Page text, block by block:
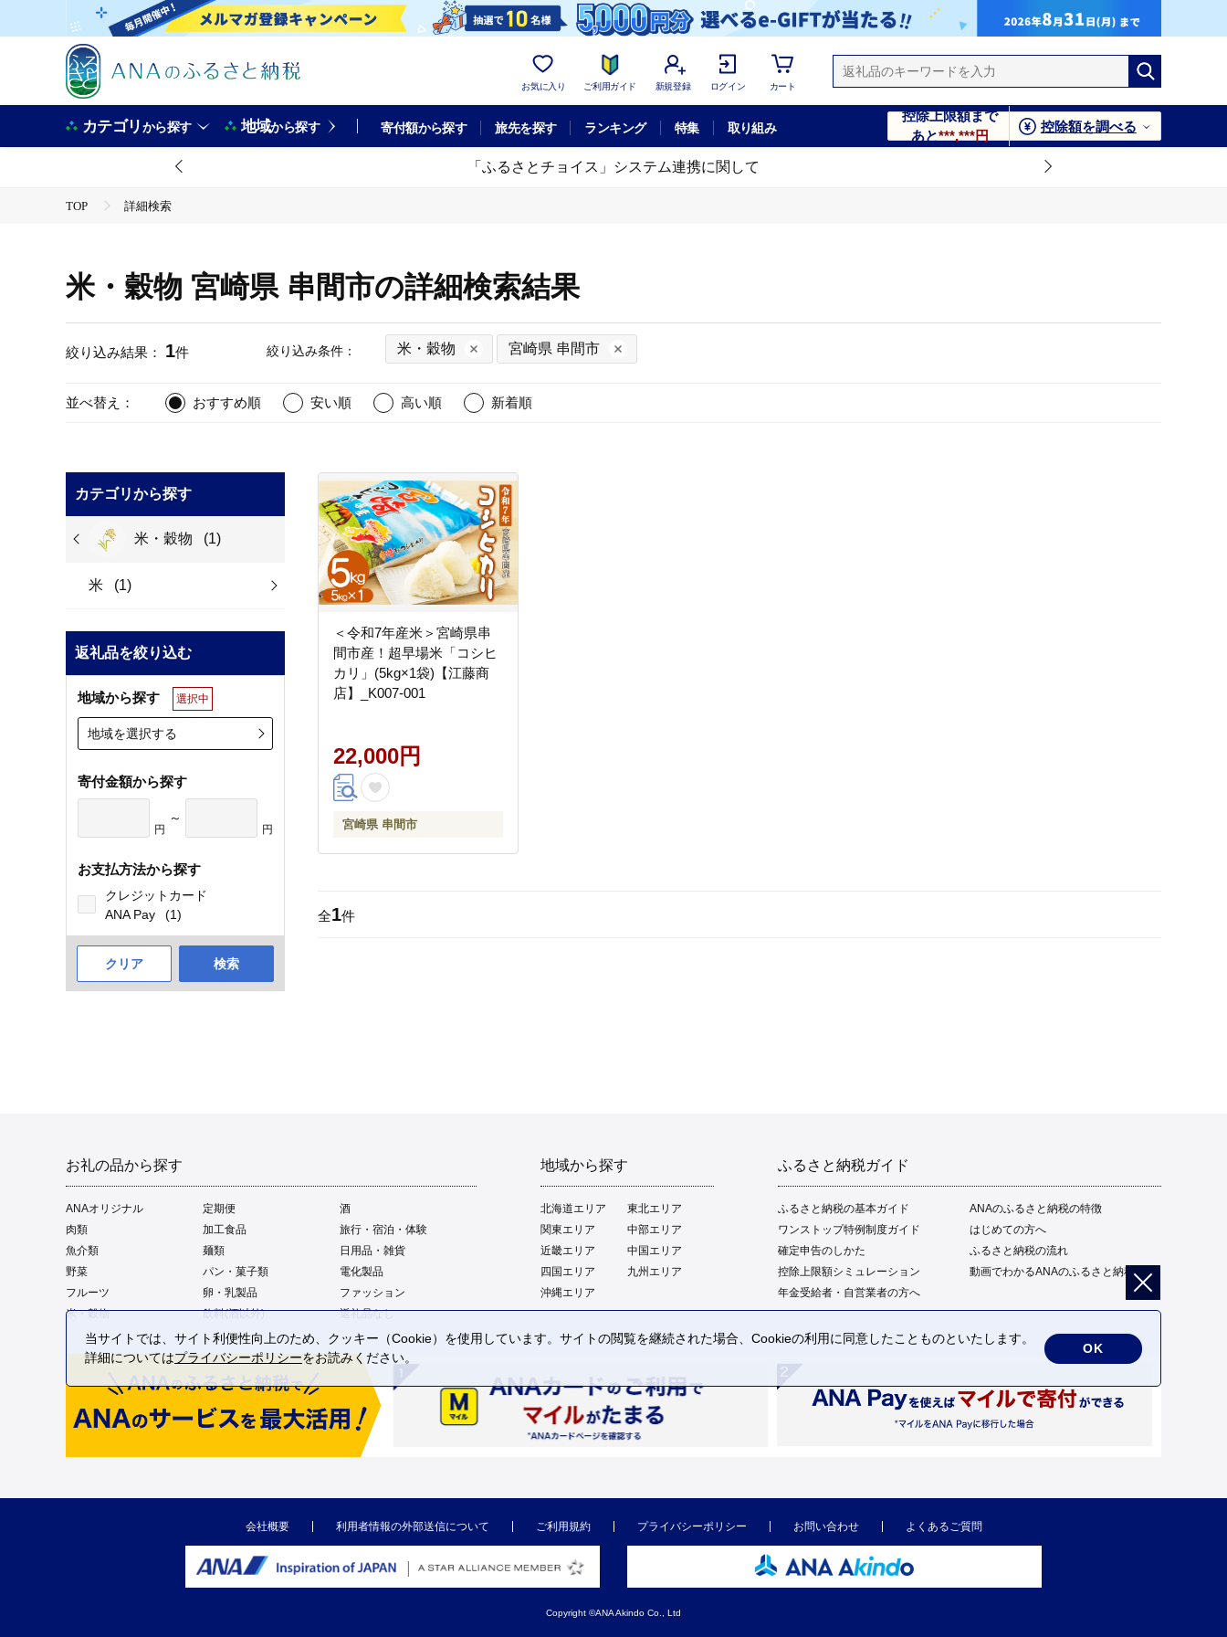
お気に入り ご利用ガイド 新規登録 ログイン カート
カテゴリから探す 地域から探す 寄付額から探す 旅先を探す ランキング 特集 取り組み
控除上限額まで
あと***,***円
控除額を調べる
「ふるさとチョイス」システム連携に関して
TOP 詳細検索
米・穀物 宮崎県 串間市の詳細検索結果
絞り込み結果： 1件 絞り込み条件： 米・穀物 宮崎県 串間市
並べ替え： おすすめ順 安い順 高い順 新着順
カテゴリから探す
米・穀物 (1)
米 (1)
返礼品を絞り込む
地域から探す 選択中
地域を選択する
寄付金額から探す
円
～
円
お支払方法から探す
クレジットカード
ANA Pay
(1)
クリア 検索
＜令和7年産米＞宮崎県串
間市産！超早場米「コシヒ
カリ」(5kg×1袋)【江藤商
店】_K007-001
22,000円
宮崎県 串間市
全1件
お礼の品から探す
ANAオリジナル 定期便
酒
肉類
加工食品
旅行・宿泊・体験
魚介類
麺類
日用品・雑貨
野菜
パン・菓子類
電化製品
フルーツ
卵・乳製品
ファッション
米・穀物
飲料(酒以外) 返礼品なし
地域から探す
北海道エリア
東北エリア
関東エリア
中部エリア
近畿エリア
中国エリア
四国エリア
九州エリア
沖縄エリア
ふるさと納税ガイド
ふるさと納税の基本ガイド
ANAのふるさと納税の特徴
ワンストップ特例制度ガイド
はじめての方へ
確定申告のしかた
ふるさと納税の流れ
控除上限額シミュレーション
動画でわかるANAのふるさと納税
年金受給者・自営業者の方へ
会社概要 利用者情報の外部送信について ご利用規約 プライバシーポリシー お問い合わせ よくあるご質問
Copyright ©ANA Akindo Co., Ltd
当サイトでは、サイト利便性向上のため、クッキー（Cookie）を使用しています。サイトの閲覧を継続された場合、Cookieの利用に同意したことものといたします。
詳細についてはプライバシーポリシーをお読みください。
OK